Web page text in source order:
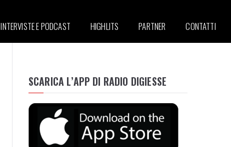
INTERVISTE E PODCAST HIGHLITS PARTNER CONTATTI
SCARICA L’APP DI RADIO DIGIESSE